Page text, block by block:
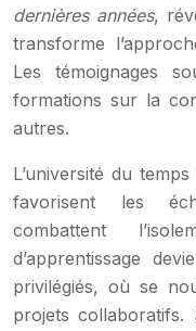
dernières années,
transforme
Les témoignages
formations sur la
autres.
L’université du
favorisent les
combattent
d’apprentissage
privilégiés, où se
projets collaboratifs.